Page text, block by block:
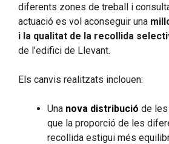
diferents zones de treball i
actuació es vol aconseguir una
i la qualitat de la recollida
de l’edifici de Llevant.
Els canvis realitzats inclouen:
Una nova distribució de
que la proporció de les
recollida estigui més